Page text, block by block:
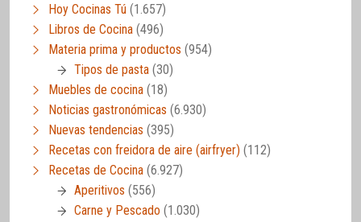
Hoy Cocinas Tú (1.657)
Libros de Cocina (496)
Materia prima y productos (954)
Tipos de pasta (30)
Muebles de cocina (18)
Noticias gastronómicas (6.930)
Nuevas tendencias (395)
Recetas con freidora de aire (airfryer) (112)
Recetas de Cocina (6.927)
Aperitivos (556)
Carne y Pescado (1.030)